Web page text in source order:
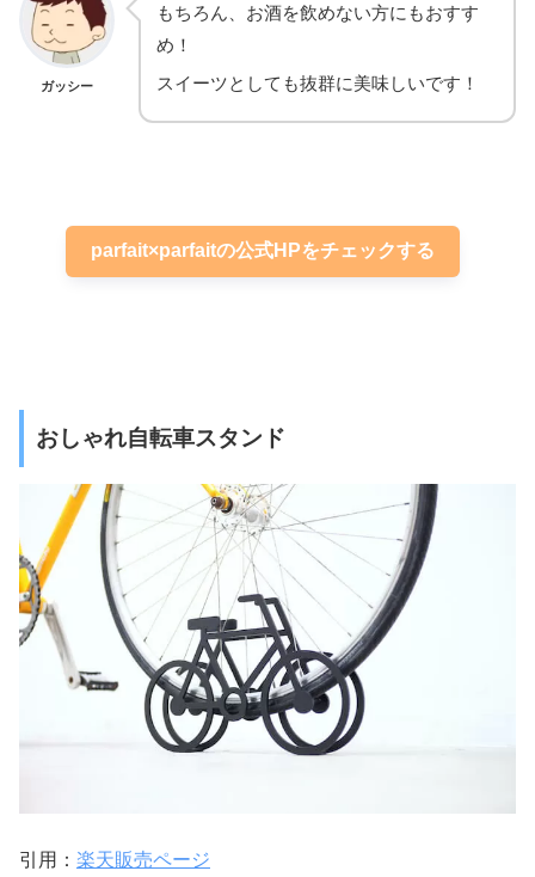
ガッシー
もちろん、お酒を飲めない方にもおすす
め！
スイーツとしても抜群に美味しいです！
parfait×parfaitの公式HPをチェックする
おしゃれ自転車スタンド
引用： 楽天販売ページ